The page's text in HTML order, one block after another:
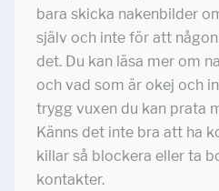
bara skicka nakenbilder
själv och inte för att
det. Du kan läsa mer om
och vad som är okej och
trygg vuxen du kan prata
Känns det inte bra att ha
killar så blockera eller ta
kontakter.